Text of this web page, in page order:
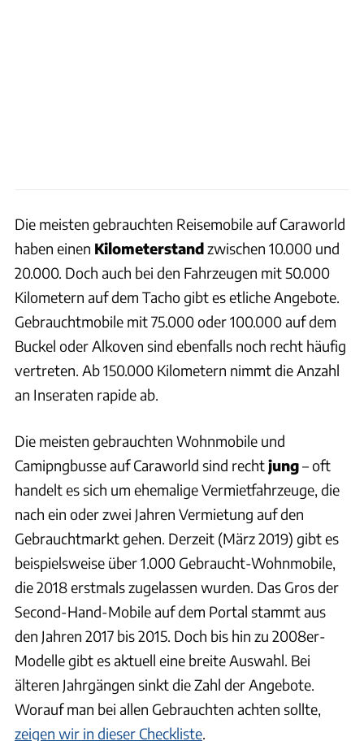
Die meisten gebrauchten Reisemobile auf Caraworld
haben einen Kilometerstandzwischen 10.000 und
20.000. Doch auch bei den Fahrzeugen mit 50.000
Kilometern auf dem Tacho gibt es etliche Angebote.
Gebrauchtmobile mit 75.000 oder 100.000 auf dem
Buckel oder Alkoven sind ebenfalls noch recht häufig
vertreten. Ab 150.000 Kilometern nimmt die Anzahl
an Inseraten rapide ab.
Die meisten gebrauchten Wohnmobile und
Camipngbusse auf Caraworld sind rechtjung– oft
handelt es sich um ehemalige Vermietfahrzeuge, die
nach ein oder zwei Jahren Vermietung auf den
Gebrauchtmarkt gehen. Derzeit (März 2019) gibt es
beispielsweise über 1.000 Gebraucht-Wohnmobile,
die 2018 erstmals zugelassen wurden. Das Gros der
Second-Hand-Mobile auf dem Portal stammt aus
den Jahren 2017 bis 2015. Doch bis hin zu 2008er-
Modelle gibt es aktuell eine breite Auswahl. Bei
älteren Jahrgängen sinkt die Zahl der Angebote.
Worauf man bei allen Gebrauchten achten sollte,
zeigen wir in dieser Checkliste.